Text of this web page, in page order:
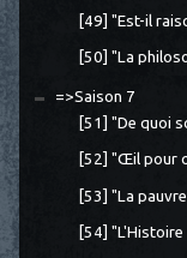
[49] "Est-il
[50] "La
=>Saison 7
[51] "De quoi
[52] "Œil pour
[53] "La
[54]